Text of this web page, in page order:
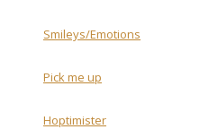
Smileys/Emotions
Pick me up
Hoptimister